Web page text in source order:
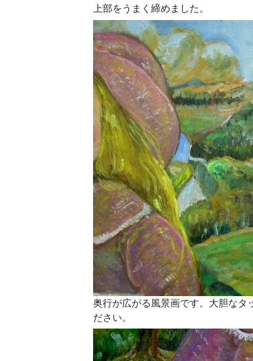
上部をうまく締めました。
奥行が広がる風景画です。大胆なタ
ださい。